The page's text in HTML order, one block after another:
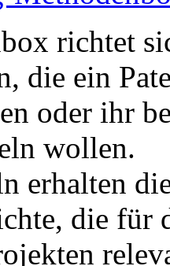
richtet
die ein
oder ihr
wollen.
erhalten
die